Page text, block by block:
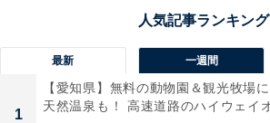
最新 一週間
1
【愛知県】無料の動物園＆観光牧場
天然温泉も！ 高速道路のハイウェイ